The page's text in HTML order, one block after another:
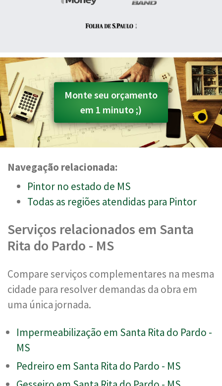
Monte seu orçamento
em 1 minuto ;)
Navegação relacionada:
Pintor no estado de MS
Todas as regiões atendidas para Pintor
Serviços relacionados em Santa
Rita do Pardo - MS
Compare serviços complementares na mesma
cidade para resolver demandas da obra em
uma única jornada.
Impermeabilização em Santa Rita do Pardo -
MS
Pedreiro em Santa Rita do Pardo - MS